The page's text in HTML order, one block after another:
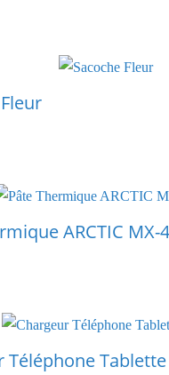
ARCTIC MX-
Téléphone